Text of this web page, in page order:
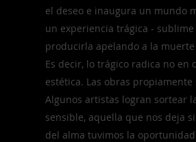
el deseo e inaugura un mundo
un experiencia trágica -
producirla apelando a la
Es decir, lo trágico radica no
estética. Las obras
Algunos artistas logran sortear
sensible, aquella que nos deja
del alma tuvimos la